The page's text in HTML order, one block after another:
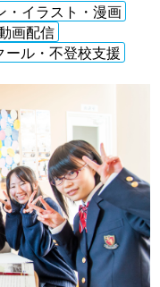
・イラスト・漫画
画配信
ール・不登校支援